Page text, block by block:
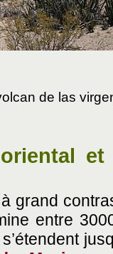
de las
grand
entre